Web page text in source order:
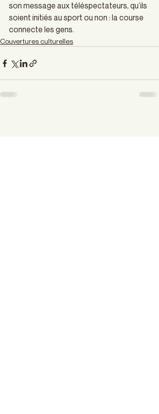
son message aux téléspectateurs, qu’ils
soient initiés au sport ou non : la course
connecte les gens.
Couvertures culturelles